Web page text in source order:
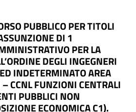
PUBBLICO PER TITOLI
DI 1
PER LA
DEGLI INGEGNERI
INDETERMINATO AREA
CCNL FUNZIONI CENTRALI
PUBBLICI NON
ECONOMICA C1).